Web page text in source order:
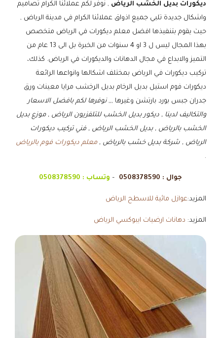
ديكورات بديل الخشب الرياض , نوفر لكم عملائنا الكرام تصاميم
واشكال جديدة تلبي جميع اذواق عملائنا الكرام في مدينة الرياض ,
حيث يقوم بتنفيذها افضل معلم ديكورات في الرياض متخصص
بهذا المجال ليس ل 3 او 4 سنوات من الخبرة بل الى 13 عام من
التميز والابداع في مجال الدهانات والديكورات في الرياض. كذلك،
تركيب ديكورات في الرياض بمختلف اشكالها وانواعها الرائعة
ديكورات فوم استيل بديل الرخام بديل الرخشب مرايا معينات ورق
جدران جبس بورد بارتشن وغيرها ,,,نوفرها لكم بافضل الاسعار
والتكاليف لدينا , ديكور بديل الخشب للتلفزيون الرياض , موزع بديل
الخشب بالرياض , بديل الخشب الرياض , فني تركيب ديكورات
الرياض , شركة بديل خشب بالرياض ,معلم ديكورات فوم بالرياض
.
جوال : 0508378590
– وتساب : 0508378590
المزيد:عوازل مائية للاسطح الرياض
المزيد: دهانات ارضيات ايبوكسي الرياض